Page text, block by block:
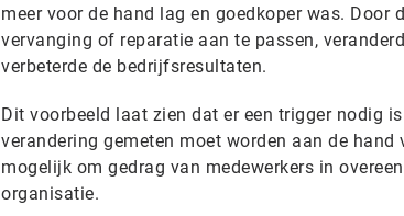
meer voor de hand lag en goedkoper was.
vervanging of reparatie aan te passen,
verbeterde de bedrijfsresultaten.
Dit voorbeeld laat zien dat er een trigger nodig
verandering gemeten moet worden aan de
mogelijk om gedrag van medewerkers in
organisatie.